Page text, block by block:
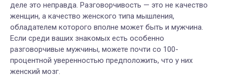
деле это неправда. Разговорчивость — это не качество
женщин, а качество женского типа мышления,
обладателем которого вполне может быть и мужчина.
Если среди ваших знакомых есть особенно
разговорчивые мужчины, можете почти со 100-
процентной уверенностью предположить, что у них
женский мозг.